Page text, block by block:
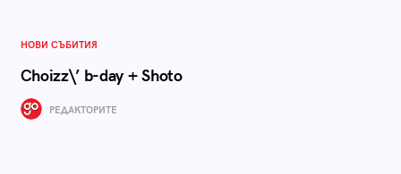
НОВИ СЪБИТИЯ
Choizz\’ b-day + Shoto
РЕДАКТОРИТЕ